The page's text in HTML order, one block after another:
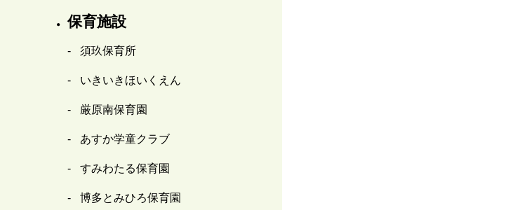
保育施設
須玖保育所
いきいきほいくえん
厳原南保育園
あすか学童クラブ
すみわたる保育園
博多とみひろ保育園